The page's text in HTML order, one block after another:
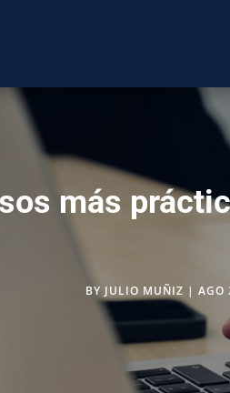
más
BY JULIO MUÑIZ | AGO